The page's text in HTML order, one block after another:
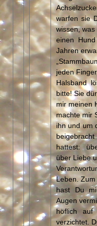
warfen sie
wissen, was
einen
Jahren
jeden
Halsband
bitte! Sie
mir meinen
machte mir
ihn und um
beigebracht
hattest:
über Liebe
Leben. Zum
hast Du
Augen
höflich
verzichtet.